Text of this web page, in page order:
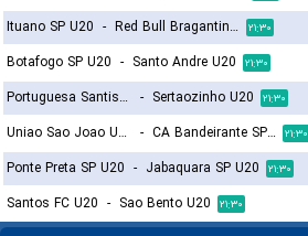
Ituano SP U20 - Red Bull Bragantino SP U20 ۲۱:۳۰
Botafogo SP U20 - Santo Andre U20 ۲۱:۳۰
Portuguesa Santista U20
- Sertaozinho U20 ۲۱:۳۰
Uniao Sao Joao U20
- CA Bandeirante SP U20 ۲۱:۳۰
Ponte Preta SP U20 - Jabaquara SP U20 ۲۱:۳۰
Santos FC U20 - Sao Bento U20 ۲۱:۳۰